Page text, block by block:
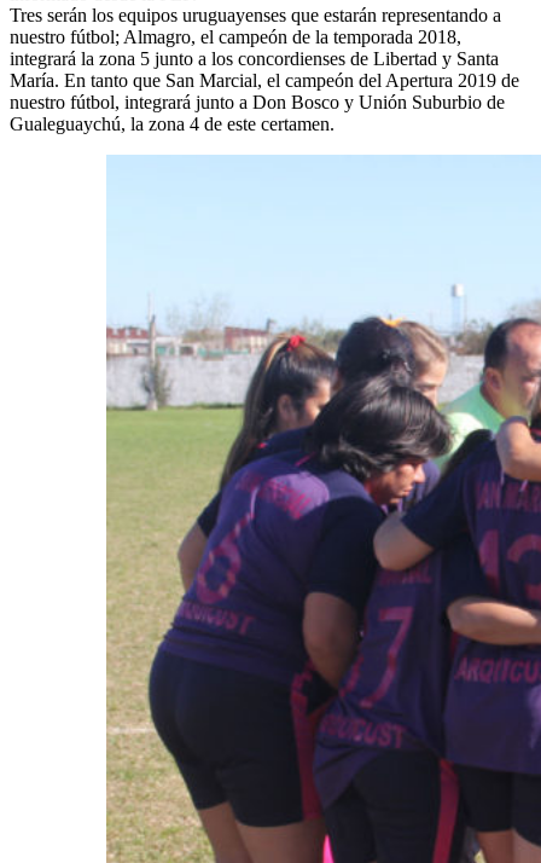
Tres serán los equipos uruguayenses que estarán representando a
nuestro fútbol; Almagro, el campeón de la temporada 2018,
integrará la zona 5 junto a los concordienses de Libertad y Santa
María. En tanto que San Marcial, el campeón del Apertura 2019 de
nuestro fútbol, integrará junto a Don Bosco y Unión Suburbio de
Gualeguaychú, la zona 4 de este certamen.